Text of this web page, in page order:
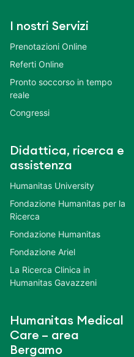
I nostri Servizi
Prenotazioni Online
Referti Online
Pronto soccorso in tempo
reale
Congressi
Didattica, ricerca e
assistenza
Humanitas University
Fondazione Humanitas per la
Ricerca
Fondazione Humanitas
Fondazione Ariel
La Ricerca Clinica in
Humanitas Gavazzeni
Humanitas Medical
Care – area
Bergamo